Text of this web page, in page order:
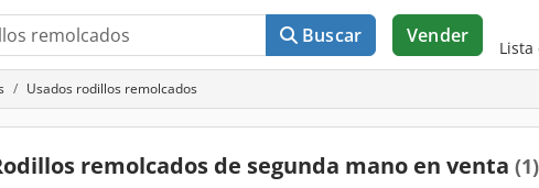
Buscar Vender
Usados rodillos remolcados
remolcados de segunda mano en venta (1)